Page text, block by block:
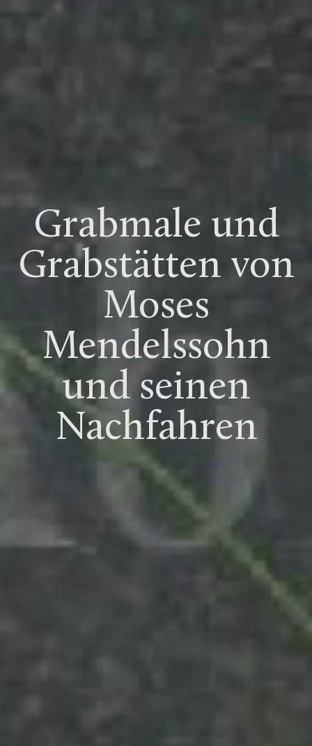
Grabmale und
Grabstätten von
Moses
Mendelssohn
und seinen
Nachfahren